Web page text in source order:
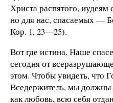
Христа распятого, иудеям
но для нас, спасаемых —
Кор. 1, 23—25).
Вот где истина. Наше
сегодня от
этом. Чтобы увидеть, что
Вседержитель, мы должны
как любовь, всю себя